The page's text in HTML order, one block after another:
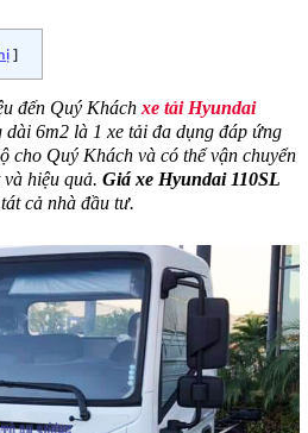
]
đến Quý Khách xe tải Hyundai
6m2 là 1 xe tải đa dụng đáp ứng
cho Quý Khách và có thể vận chuyển
hiệu quả. Giá xe Hyundai 110SL
cả nhà đầu tư.